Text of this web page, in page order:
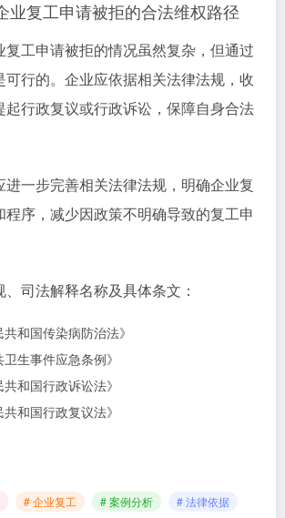
业复工申请被拒的合法维权路径
复工申请被拒的情况虽然复杂，但通过
可行的。企业应依据相关法律法规，收
起行政复议或行政诉讼，保障自身合法
进一步完善相关法律法规，明确企业复
程序，减少因政策不明确导致的复工申
司法解释名称及具体条文：
共和国传染病防治法》
卫生事件应急条例》
共和国行政诉讼法》
共和国行政复议法》
# 企业复工 # 案例分析
# 法律依据